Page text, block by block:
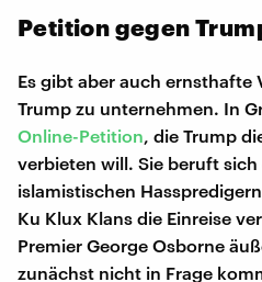
Petition gegen
Es gibt aber auch ernsthafte
Trump zu unternehmen. In
Online-Petition , die Trump
verbieten will. Sie beruft sich
islamistischen
Ku Klux Klans die Einreise
Premier George Osborne
zunächst nicht in Frage